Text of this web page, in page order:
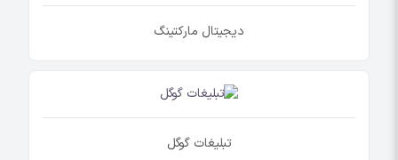
دیجیتال مارکتینگ
تبلیغات گوگل